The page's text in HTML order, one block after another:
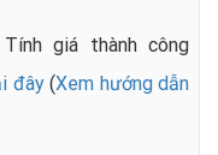
giá thành công
đây (Xem hướng dẫn